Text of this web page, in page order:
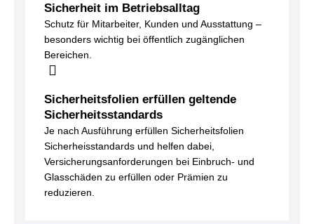
Sicherheit im Betriebsalltag
Schutz für Mitarbeiter, Kunden und Ausstattung –
besonders wichtig bei öffentlich zugänglichen
Bereichen.
Sicherheitsfolien erfüllen geltende
Sicherheitsstandards
Je nach Ausführung erfüllen Sicherheitsfolien
Sicherheisstandards und helfen dabei,
Versicherungsanforderungen bei Einbruch- und
Glasschäden zu erfüllen oder Prämien zu
reduzieren.